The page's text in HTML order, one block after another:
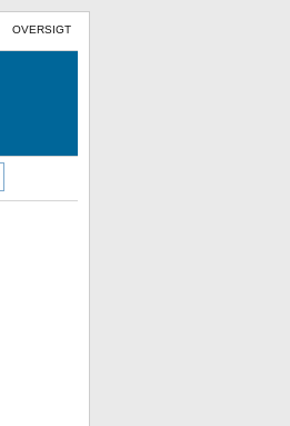
OVERSIGT